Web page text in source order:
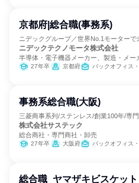
京都府|総合職(事務系)
ニデックグループ／世界No.1モーターで
ニデックテクノモータ株式会社
半導体・電子機器メーカー、製造・メー
27年卒 京都府 バックオフィス・事務
事務系総合職(大阪)
三菱商事系列/ステンレス/創業100年/専
株式会社サステック
総合商社・専門商社・卸売
27年卒 大阪府 バックオフィス
総合職_ヤマザキビスケット